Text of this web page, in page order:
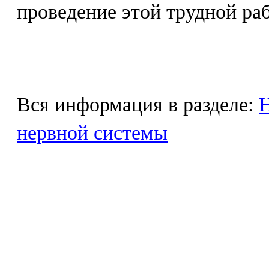
проведение этой трудной
Вся информация в разделе:
нервной системы